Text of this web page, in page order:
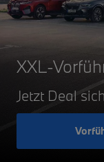
XXL-
Jetzt Deal